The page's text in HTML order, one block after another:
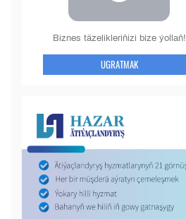
Biznes täzelikleriňizi bize ýollaň!
UGRATMAK